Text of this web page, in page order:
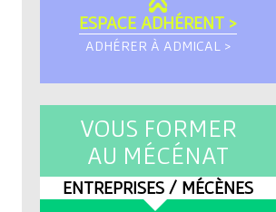
ESPACE ADHÉRENT >
ADHÉRER À ADMICAL >
VOUS FORMER
AU MÉCÉNAT
ENTREPRISES / MÉCÈNES